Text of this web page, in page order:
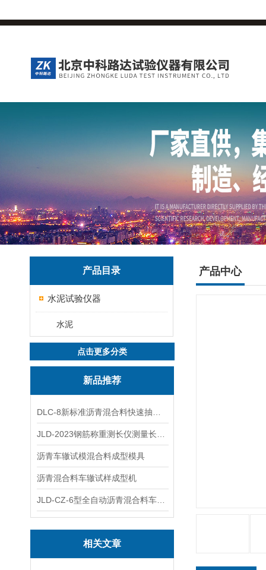
产品目录
水泥试验仪器
水泥
点击更多分类
新品推荐
沥青车辙试模混合料成型模具
沥青混合料车辙试样成型机
相关文章
产品中心